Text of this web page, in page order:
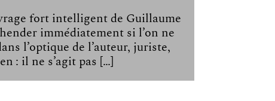
fort intelligent de Guillaume
immédiatement si l’on ne
l’optique de l’auteur, juriste,
: il ne s’agit pas […]